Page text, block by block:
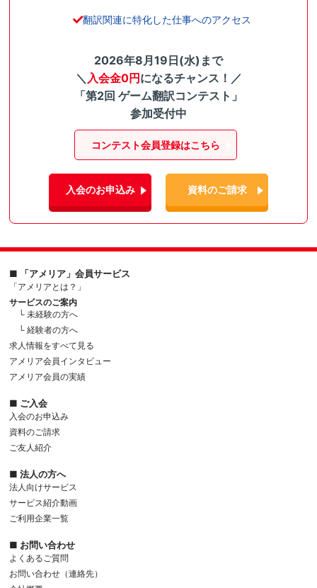
翻訳関連に特化した仕事へのアクセス
2026年8月19日(水)まで
＼ 入会金0円になるチャンス！／
「第2回 ゲーム翻訳コンテスト」
参加受付中
コンテスト会員登録はこちら
入会のお申込み 資料のご請求
■ 「アメリア」会員サービス
「アメリアとは？」
サービスのご案内
└ 未経験の方へ
└ 経験者の方へ
求人情報をすべて見る
アメリア会員インタビュー
アメリア会員の実績
■ ご入会
入会のお申込み
資料のご請求
ご友人紹介
■ 法人の方へ
法人向けサービス
サービス紹介動画
ご利用企業一覧
■ お問い合わせ
よくあるご質問
お問い合わせ（連絡先）